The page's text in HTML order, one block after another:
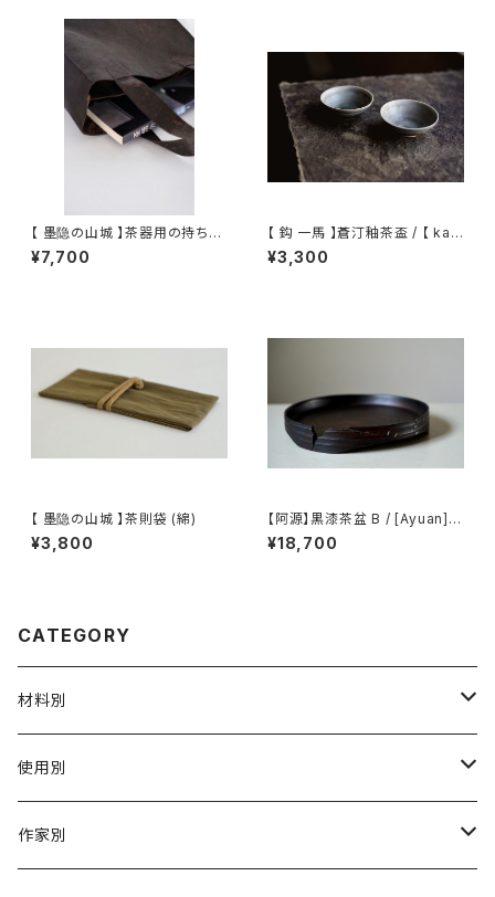
【 墨隐の山城 】茶器用の持ち手
袋(香雲紗)
¥7,700
【 鈎 一馬 】蒼汀釉茶盃 / 【 kaz
uma magari 】Teacup
¥3,300
【 墨隐の山城 】茶則袋 (綿)
¥3,800
【阿源】黒漆茶盆 B / [Ayuan] B
lack Lacquer Tea Tray B
¥18,700
CATEGORY
材料別
陶磁器
ガラス
使用別
茶壺 急须 土瓶
作家別